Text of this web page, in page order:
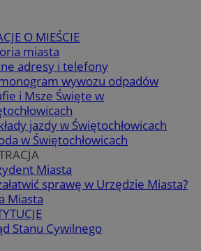
O MIEŚCIE
miasta
adresy i telefony
wywozu odpadów
i Msze Święte w
jazdy w Świętochłowicach
w Świętochłowicach
Miasta
sprawę w Urzędzie Miasta?
Miasta
Stanu Cywilnego